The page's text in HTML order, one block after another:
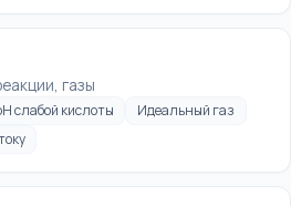
газы
слабой кислоты
Идеальный газ